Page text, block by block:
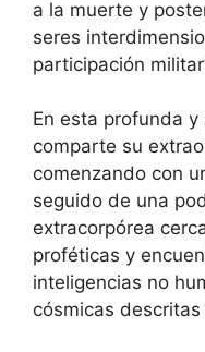
a la muerte y
seres
participación
En esta profunda
comparte su
comenzando con
seguido de una
extracorpórea
proféticas y
inteligencias no
cósmicas